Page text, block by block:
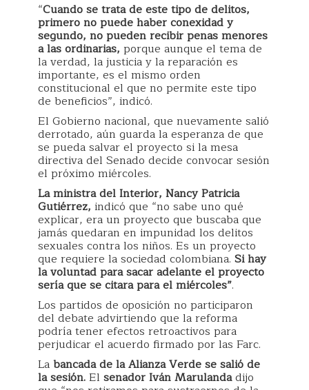
“Cuando se trata de este tipo de delitos,
primero no puede haber conexidad y
segundo, no pueden recibir penas menores
a las ordinarias, porque aunque el tema de
la verdad, la justicia y la reparación es
importante, es el mismo orden
constitucional el que no permite este tipo
de beneficios”, indicó.
El Gobierno nacional, que nuevamente salió
derrotado, aún guarda la esperanza de que
se pueda salvar el proyecto si la mesa
directiva del Senado decide convocar sesión
el próximo miércoles.
La ministra del Interior, Nancy Patricia
Gutiérrez, indicó que “no sabe uno qué
explicar, era un proyecto que buscaba que
jamás quedaran en impunidad los delitos
sexuales contra los niños. Es un proyecto
que requiere la sociedad colombiana. Si hay
la voluntad para sacar adelante el proyecto
sería que se citara para el miércoles”.
Los partidos de oposición no participaron
del debate advirtiendo que la reforma
podría tener efectos retroactivos para
perjudicar el acuerdo firmado por las Farc.
Labancada de la Alianza Verde se salió de
la sesión.El senador Iván Marulandadijo